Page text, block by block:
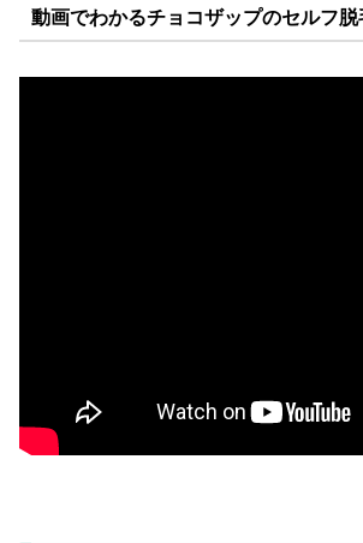
動画でわかるチョコザップのセルフ脱